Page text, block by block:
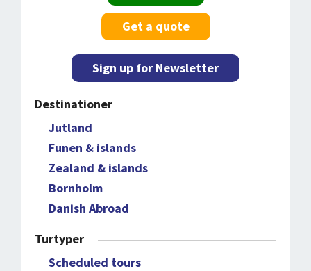
Get a quote
Sign up for Newsletter
Destinationer
Jutland
Funen & islands
Zealand & islands
Bornholm
Danish Abroad
Turtyper
Scheduled tours